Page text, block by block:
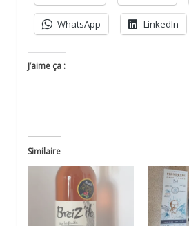
WhatsApp LinkedIn
J’aime ça :
Similaire